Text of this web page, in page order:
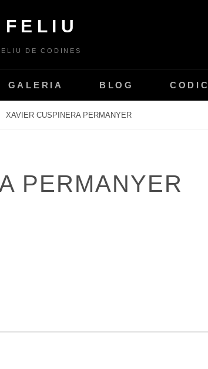
DE CODINES
GALERIA BLOG CODIC
XAVIER CUSPINERA PERMANYER
PERMANYER